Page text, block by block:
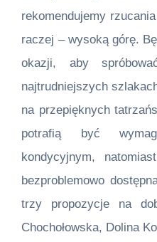
rekomendujemy
raczej – wysoką górę.
okazji, aby
najtrudniejszych
na przepięknych
potrafią być
kondycyjnym,
bezproblemowo
trzy propozycje na
Chochołowska, Dolina